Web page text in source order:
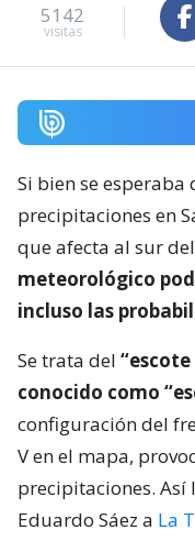
5142
visitas
Si bien se esperaba
precipitaciones en
que afecta al sur
meteorológico
incluso las
Se trata del
conocido como
configuración del
V en el mapa,
precipitaciones.
Eduardo Sáez a La